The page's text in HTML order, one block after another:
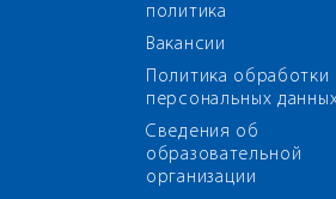
политика
Вакансии
Политика обработки
персональных
Сведения об
образовательной
организации